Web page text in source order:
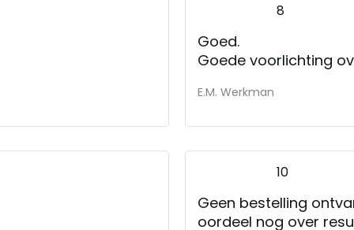
8
Goed.
E.M. Werkman
10
Geen bestelling
oordeel nog over